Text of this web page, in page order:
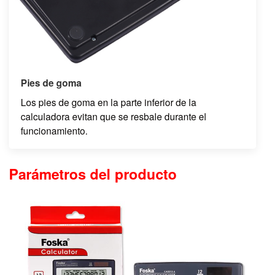
Pies de goma
Los pies de goma en la parte inferior de la
calculadora evitan que se resbale durante el
funcionamiento.
Parámetros del producto